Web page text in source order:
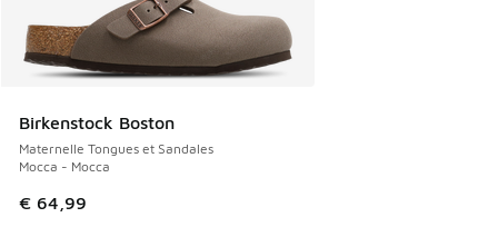
Birkenstock Boston
Maternelle Tongues et Sandales
Mocca - Mocca
€ 64,99